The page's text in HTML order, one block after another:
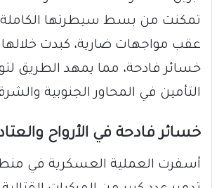
تمكنت من بسط سيطرتها
عقب مواجهات ضارية، كبدت خلالها
خسائر فادحة، مما يمهد الطريق
التأمين في المحاور الجنوبية
خسائر فادحة في الأرواح
أسفرت العملية العسكرية في